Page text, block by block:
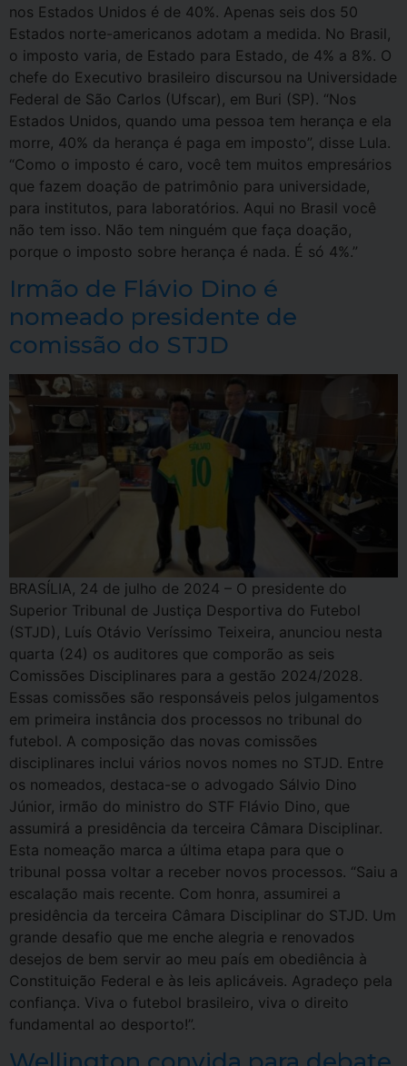
nos Estados Unidos é de 40%. Apenas seis dos 50
Estados norte-americanos adotam a medida. No Brasil,
o imposto varia, de Estado para Estado, de 4% a 8%. O
chefe do Executivo brasileiro discursou na Universidade
Federal de São Carlos (Ufscar), em Buri (SP). “Nos
Estados Unidos, quando uma pessoa tem herança e ela
morre, 40% da herança é paga em imposto”, disse Lula.
“Como o imposto é caro, você tem muitos empresários
que fazem doação de patrimônio para universidade,
para institutos, para laboratórios. Aqui no Brasil você
não tem isso. Não tem ninguém que faça doação,
porque o imposto sobre herança é nada. É só 4%.”
Irmão de Flávio Dino é
nomeado presidente de
comissão do STJD
BRASÍLIA, 24 de julho de 2024 – O presidente do
Superior Tribunal de Justiça Desportiva do Futebol
(STJD), Luís Otávio Veríssimo Teixeira, anunciou nesta
quarta (24) os auditores que comporão as seis
Comissões Disciplinares para a gestão 2024/2028.
Essas comissões são responsáveis pelos julgamentos
em primeira instância dos processos no tribunal do
futebol. A composição das novas comissões
disciplinares inclui vários novos nomes no STJD. Entre
os nomeados, destaca-se o advogado Sálvio Dino
Júnior, irmão do ministro do STF Flávio Dino, que
assumirá a presidência da terceira Câmara Disciplinar.
Esta nomeação marca a última etapa para que o
tribunal possa voltar a receber novos processos. “Saiu a
escalação mais recente. Com honra, assumirei a
presidência da terceira Câmara Disciplinar do STJD. Um
grande desafio que me enche alegria e renovados
desejos de bem servir ao meu país em obediência à
Constituição Federal e às leis aplicáveis. Agradeço pela
confiança. Viva o futebol brasileiro, viva o direito
fundamental ao desporto!”.